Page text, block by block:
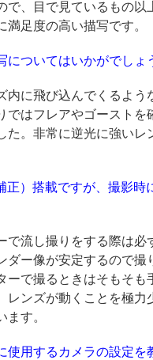
で、目で見ているもの以
満足度の高い描写です。
についてはいかがでしょ
内に飛び込んでくるよう
ではフレアやゴーストを
た。非常に逆光に強いレ
正）搭載ですが、撮影時
で流し撮りをする際は必
ダー像が安定するので撮
ーで撮るときはそもそも
レンズが動くことを極力
ます。
使用するカメラの設定を